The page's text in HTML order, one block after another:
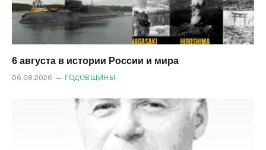
6 августа в истории России и мира
06.08.2026 ГОДОВЩИНЫ